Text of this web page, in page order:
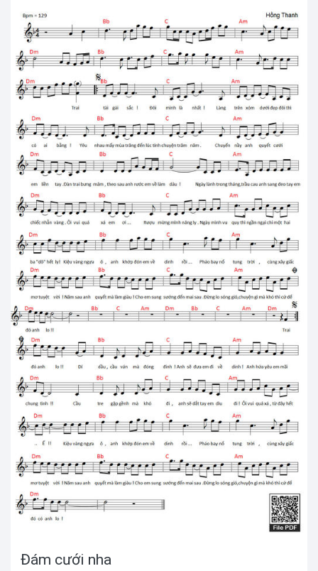
Đám cưới nha